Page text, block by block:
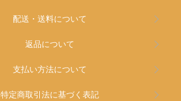
配送・送料について
返品について
支払い方法について
特定商取引法に基づく表記